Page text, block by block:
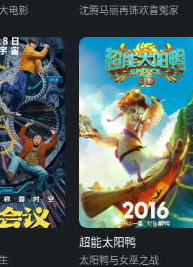
电影 沈腾马丽再饰欢喜冤家
超能太阳鸭
太阳鸭与女巫之战